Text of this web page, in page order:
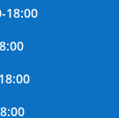
18:00